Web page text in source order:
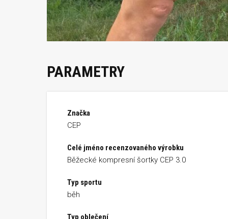
PARAMETRY
Značka
CEP
Celé jméno recenzovaného výrobku
Běžecké kompresní šortky CEP 3.0
Typ sportu
běh
Typ oblečení